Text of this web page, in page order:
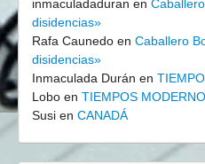
inmaculadaduran en
disidencias»
Rafa Caunedo en Caballero
disidencias»
Inmaculada Durán en
Lobo en TIEMPOS
Susi en CANADÁ